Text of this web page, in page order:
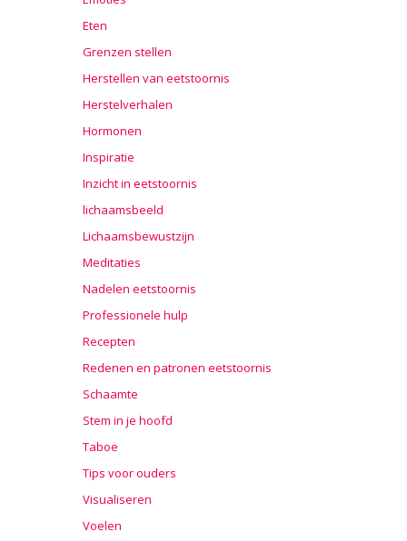
Eten
Grenzen stellen
Herstellen van eetstoornis
Herstelverhalen
Hormonen
Inspiratie
Inzicht in eetstoornis
lichaamsbeeld
Lichaamsbewustzijn
Meditaties
Nadelen eetstoornis
Professionele hulp
Recepten
Redenen en patronen eetstoornis
Schaamte
Stem in je hoofd
Taboe
Tips voor ouders
Visualiseren
Voelen